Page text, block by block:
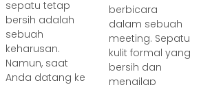
sepatu tetap
bersih adalah
sebuah
keharusan.
Namun, saat
Anda datang ke
berbicara
dalam sebuah
meeting. Sepatu
kulit formal yang
bersih dan
mengilap